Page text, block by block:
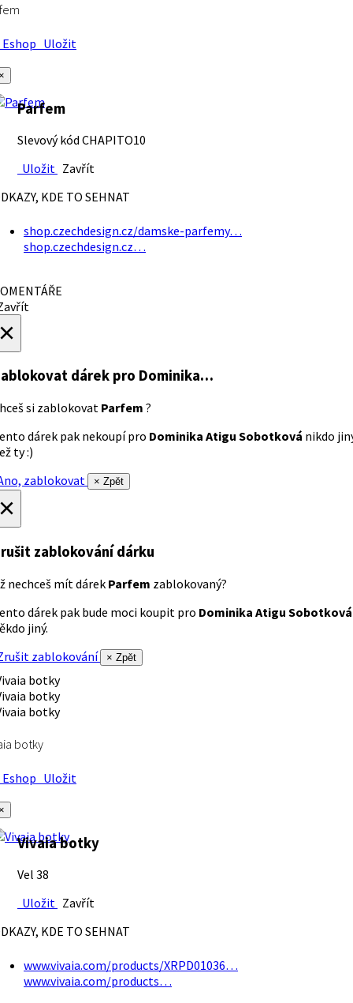
Uložit
Parfem
Slevový kód CHAPITO10
Uložit Zavřít
KDE TO SEHNAT
shop.czechdesign.cz/damske-parfemy…
shop.czechdesign.cz…
dárek pro Dominika…
si zablokovat Parfem ?
dárek pak nekoupí pro Dominika Atigu Sobotková nikdo
ty :)
zablokovat
× Zpět
zablokování dárku
nechceš mít dárek Parfem zablokovaný?
dárek pak bude moci koupit pro Dominika Atigu Sobotková
jiný.
zablokování
× Zpět
botky
Uložit
Vivaia botky
Vel 38
Uložit Zavřít
KDE TO SEHNAT
www.vivaia.com/products/XRPD01036…
www.vivaia.com/products…